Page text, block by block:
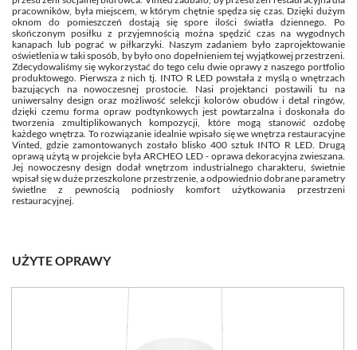
pracowników, była miejscem, w którym chętnie spędza się czas. Dzięki dużym
oknom do pomieszczeń dostają się spore ilości światła dziennego. Po
skończonym posiłku z przyjemnością można spędzić czas na wygodnych
kanapach lub pograć w piłkarzyki. Naszym zadaniem było zaprojektowanie
oświetlenia w taki sposób, by było ono dopełnieniem tej wyjątkowej przestrzeni.
Zdecydowaliśmy się wykorzystać do tego celu dwie oprawy z naszego portfolio
produktowego. Pierwsza z nich tj. INTO R LED powstała z myślą o wnętrzach
bazujących na nowoczesnej prostocie. Nasi projektanci postawili tu na
uniwersalny design oraz możliwość selekcji kolorów obudów i detal ringów,
dzięki czemu forma opraw podtynkowych jest powtarzalna i doskonała do
tworzenia zmultiplikowanych kompozycji, które mogą stanowić ozdobę
każdego wnętrza. To rozwiązanie idealnie wpisało się we wnętrza restauracyjne
Vinted, gdzie zamontowanych zostało blisko 400 sztuk INTO R LED. Drugą
oprawą użytą w projekcie była ARCHEO LED - oprawa dekoracyjna zwieszana.
Jej nowoczesny design dodał wnętrzom industrialnego charakteru, świetnie
wpisał się w duże przeszkolone przestrzenie, a odpowiednio dobrane parametry
świetlne z pewnością podniosły komfort użytkowania przestrzeni
restauracyjnej.
UŻYTE OPRAWY